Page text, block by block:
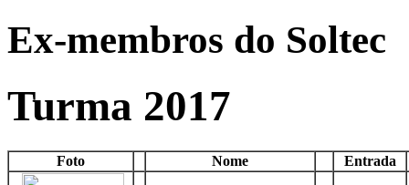
Ex-membros do Soltec
Turma 2017
Foto Nome Entrada